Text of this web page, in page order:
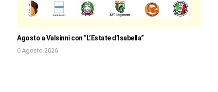
Agosto a Valsinni con “L’Estate d’Isabella”
6 Agosto 2026